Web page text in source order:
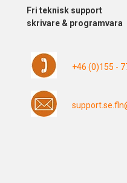
Fri teknisk support
skrivare & programvara
+46 (0)155 -